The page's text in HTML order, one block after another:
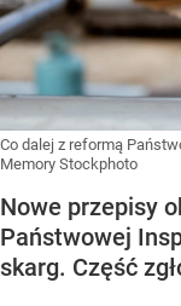
Co dalej z reformą
Memory Stockphoto
Nowe przepisy
Państwowej
skarg. Część